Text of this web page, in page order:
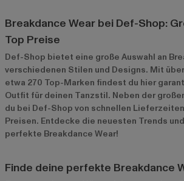
Breakdance Wear bei Def-Shop:
Top Preise
Def-Shop bietet eine große Auswahl an
verschiedenen Stilen und Designs. Mit
etwa 270 Top-Marken findest du hier
Outfit für deinen Tanzstil. Neben der
du bei Def-Shop von schnellen
Preisen. Entdecke die neuesten Trends
perfekte Breakdance Wear!
Finde deine perfekte Breakdance